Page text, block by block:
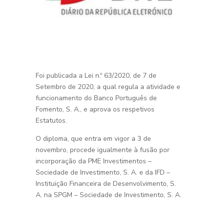
Foi publicada a Lei n.º 63/2020, de 7 de
Setembro de 2020, a qual regula a atividade e
funcionamento do Banco Português de
Fomento, S. A., e aprova os respetivos
Estatutos.
O diploma, que entra em vigor a 3 de
novembro, procede igualmente à fusão por
incorporação da PME Investimentos –
Sociedade de Investimento, S. A. e da IFD –
Instituição Financeira de Desenvolvimento, S.
A. na SPGM – Sociedade de Investimento, S. A.